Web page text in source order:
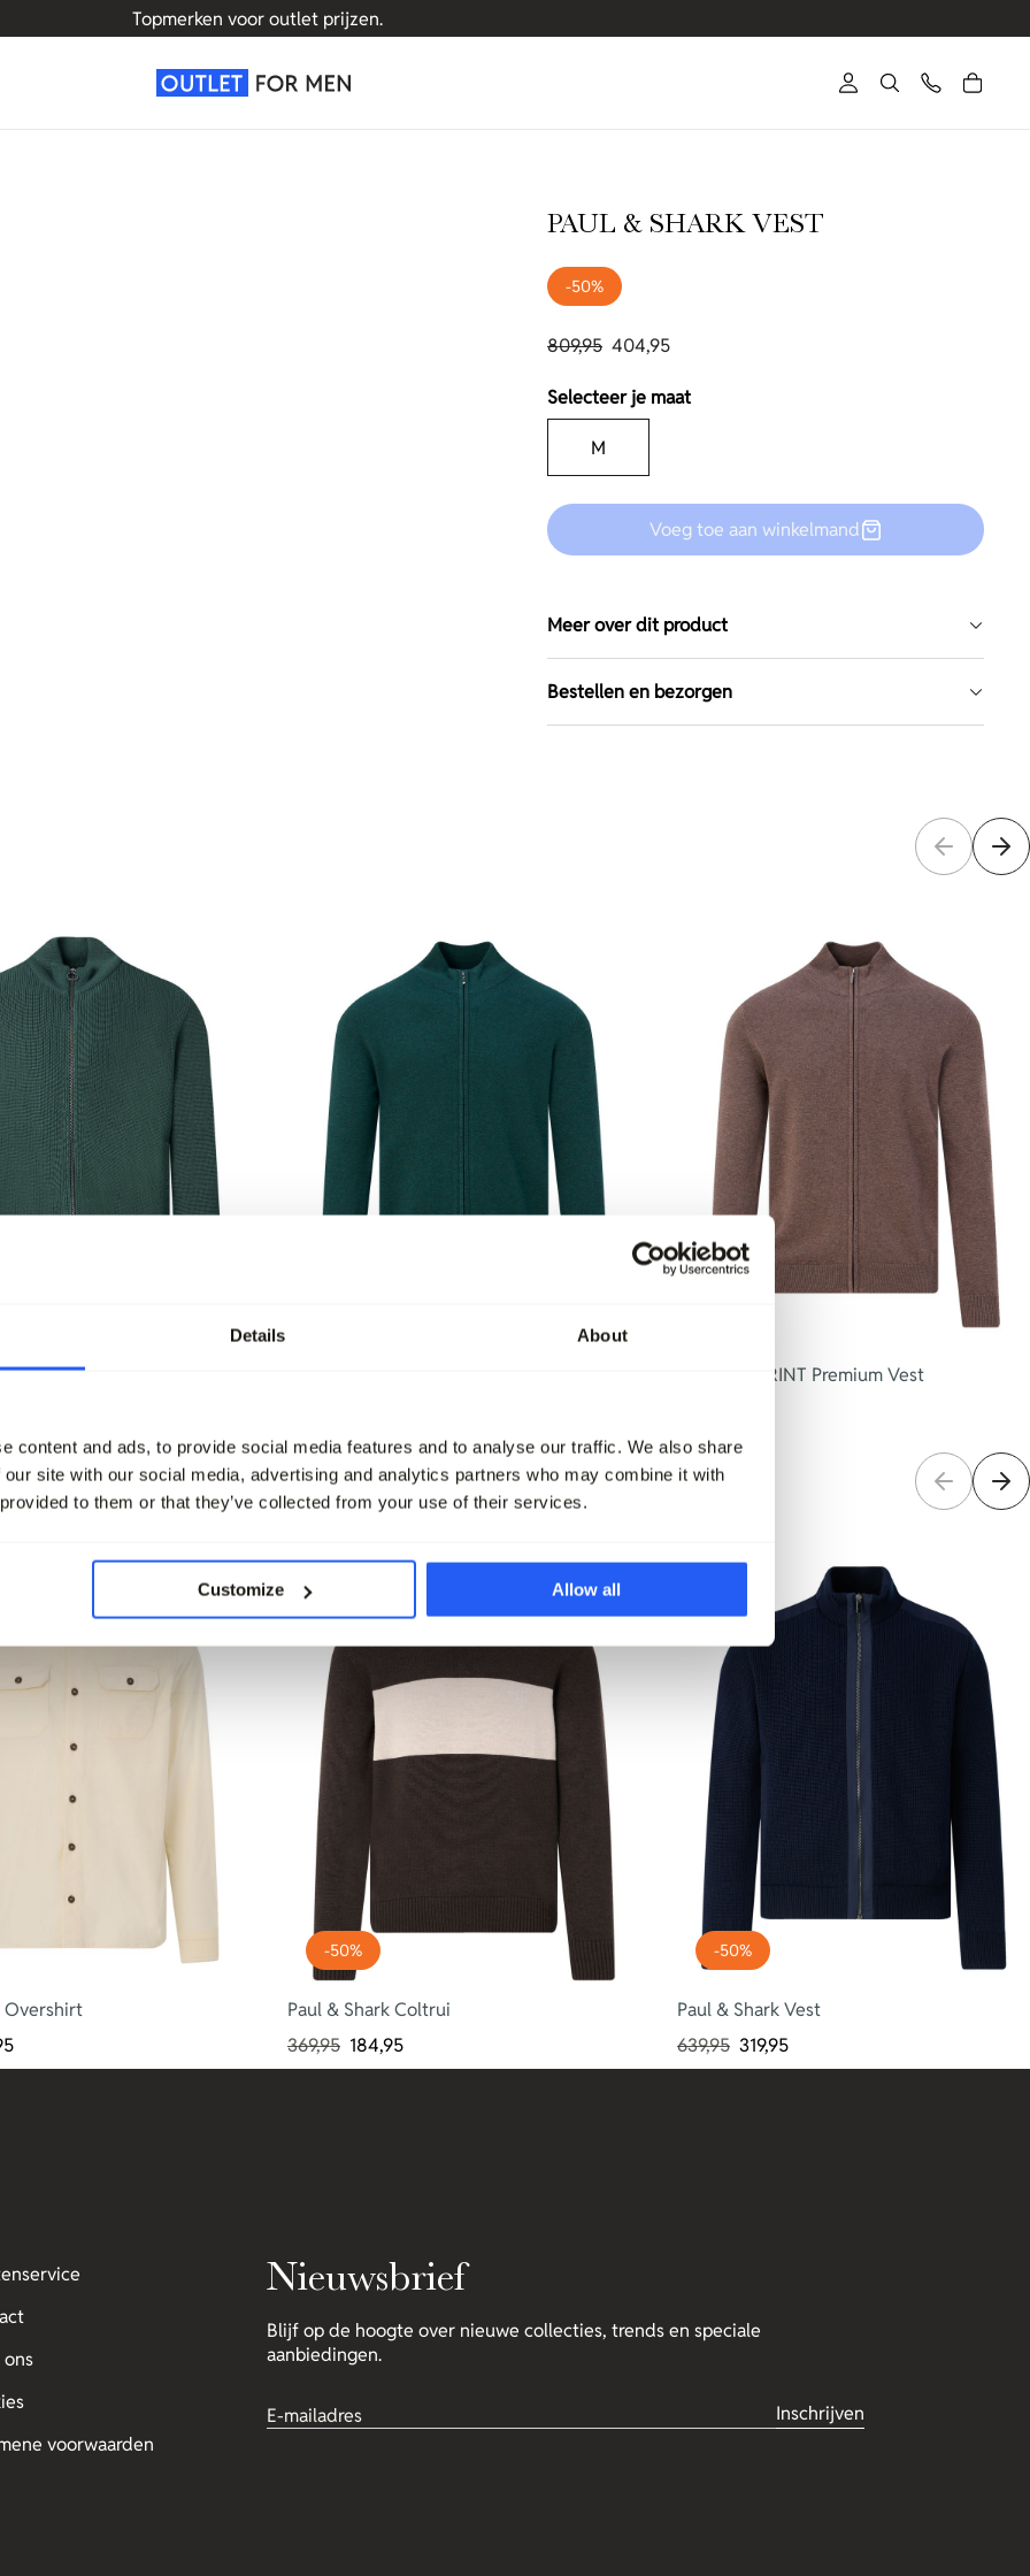
Details About
content and ads, to provide social media features and to analyse our traffic. We also share
site with our social media, advertising and analytics partners who may combine it with
to them or that they’ve collected from your use of their services.
Customize Allow all
Topmerken voor outlet prijzen.
PAUL & SHARK VEST
-50%
809,95 404,95
Selecteer je maat
M
Voeg toe aan winkelmand
Meer over dit product
Bestellen en bezorgen
Vest
The BLUEPRINT Premium Vest
Overshirt
-50%
Paul & Shark Coltrui
369,95 184,95
-50%
Paul & Shark Vest
639,95 319,95
Nieuwsbrief
Blijf op de hoogte over nieuwe collecties, trends en speciale
aanbiedingen.
Inschrijven
voorwaarden